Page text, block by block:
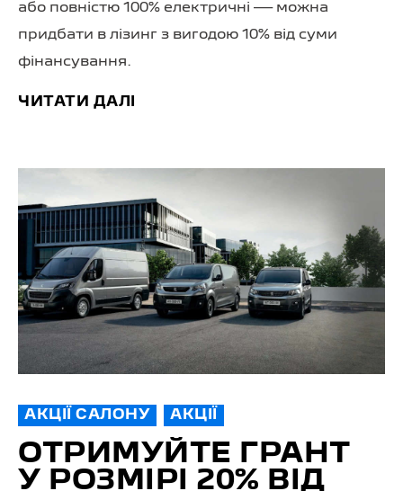
або повністю 100% електричні — можна
придбати в лізинг з вигодою 10% від суми
фінансування.
ЧИТАТИ ДАЛІ
АКЦІЇ САЛОНУ АКЦІЇ
ОТРИМУЙТЕ ГРАНТ
У РОЗМІРІ 20% ВІД